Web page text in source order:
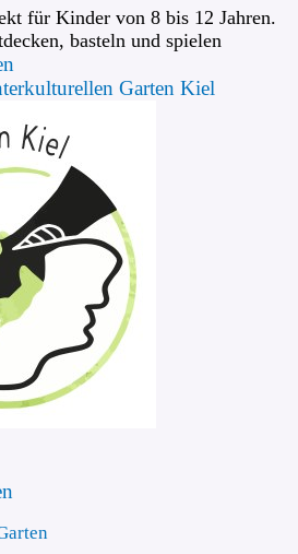
für Kinder von 8 bis 12 Jahren.
basteln und spielen
Garten Kiel